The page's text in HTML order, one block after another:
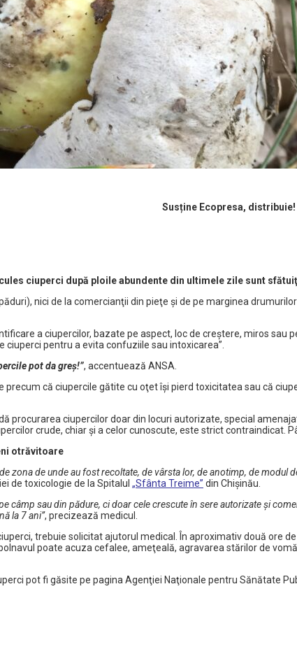
Susține Ecopresa, distribuie!
ciuperci după ploile abundente din ultimele zile sunt
nici de la comercianţii din pieţe şi de pe marginea
a ciupercilor, bazate pe aspect, loc de creștere, miros sau
pentru a evita confuziile sau intoxicarea”.
pot da greș!”, accentuează ANSA.
că ciupercile gătite cu oţet își pierd toxicitatea sau că
procurarea ciupercilor doar din locuri autorizate, special
crude, chiar și a celor cunoscute, este strict contraindicat.
otrăvitoare
zona de unde au fost recoltate, de vârsta lor, de anotimp, de modul
de toxicologie de la Spitalul „Sfânta Treime” din Chişinău.
câmp sau din pădure, ci doar cele crescute în sere autorizate şi
la 7 ani”, precizează medicul.
trebuie solicitat ajutorul medical. În aproximativ două ore
poate acuza cefalee, ameţeală, agravarea stărilor de
pot fi găsite pe pagina Agenţiei Naţionale pentru Sănătate